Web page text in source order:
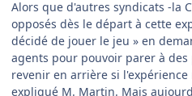
Alors que d'autres syndicats -la
opposés dès le départ à cette
décidé de jouer le jeu » en
agents pour pouvoir parer à
revenir en arrière si
expliqué M. Martin. Mais